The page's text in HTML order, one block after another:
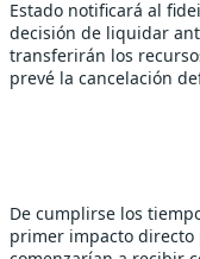
Estado notificará al
decisión de liquidar
transferirán los
prevé la cancelación
De cumplirse los
primer impacto directo